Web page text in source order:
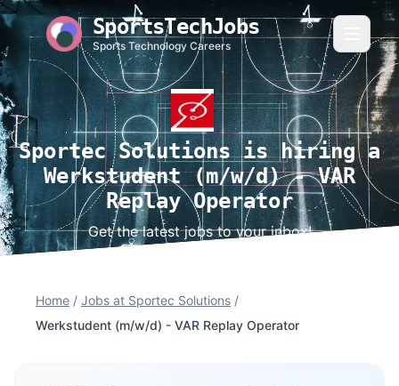
SportsTechJobs
Sports Technology Careers
Sportec Solutions is hiring a
Werkstudent (m/w/d) - VAR
Replay Operator
Get the latest jobs to your inbox!
Home / Jobs at Sportec Solutions /
Werkstudent (m/w/d) - VAR Replay Operator